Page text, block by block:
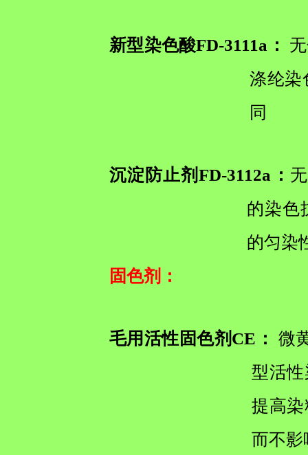
新型染色酸FD-3111a：
涤纶染
同
沉淀防止剂FD-3112a：
的染色
的匀染
固色剂 ：
毛用活性固色剂CE： 微
型活
提高
而不影